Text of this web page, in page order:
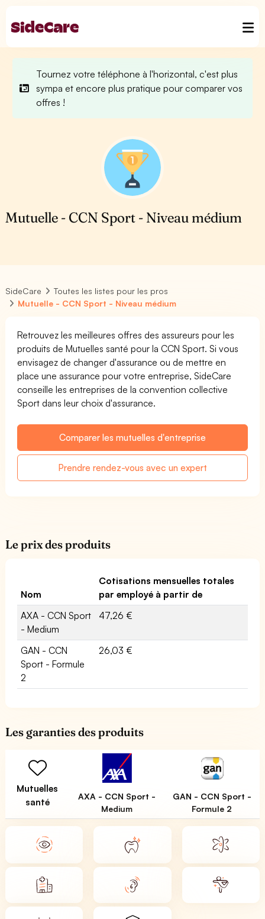
Tournez votre téléphone à l'horizontal, c'est plus
sympa et encore plus pratique pour comparer vos
offres !
Mutuelle - CCN Sport - Niveau médium
SideCare
Toutes les listes pour les pros
Mutuelle - CCN Sport - Niveau médium
Retrouvez les meilleures offres des assureurs pour les
produits de Mutuelles santé pour la CCN Sport. Si vous
envisagez de changer d'assurance ou de mettre en
place une assurance pour votre entreprise, SideCare
conseille les entreprises de la convention collective
Sport dans leur choix d'assurance.
Comparer les mutuelles d'entreprise
Prendre rendez-vous avec un expert
Le prix des produits
Nom
Cotisations mensuelles totales
par employé à partir de
AXA - CCN Sport
- Medium
47,26 €
GAN - CCN
Sport - Formule
2
26,03 €
Les garanties des produits
Mutuelles
santé
AXA - CCN Sport -
Medium
GAN - CCN Sport -
Formule 2